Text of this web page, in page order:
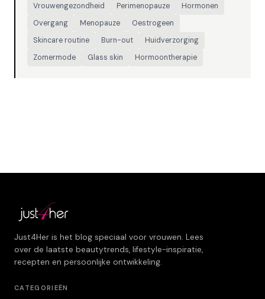
Vrouwengezondheid
Perimenopauze
Hormonen
Overgang
Menopauze
Oestrogeen
Skincare routine
Burn-out
Huidverzorging
Zomermode
Glass skin Hormoontherapie
Just4Her is het blog speciaal voor vrouwen. Lees
over de laatste beautytrends, lifestyle-inspiratie,
recepten en persoonlijke ontwikkeling.
CATEGORIEËN